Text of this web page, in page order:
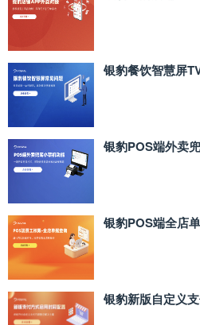
银豹餐饮智慧屏
银豹POS端外卖
银豹POS端全店
银豹新版自定义